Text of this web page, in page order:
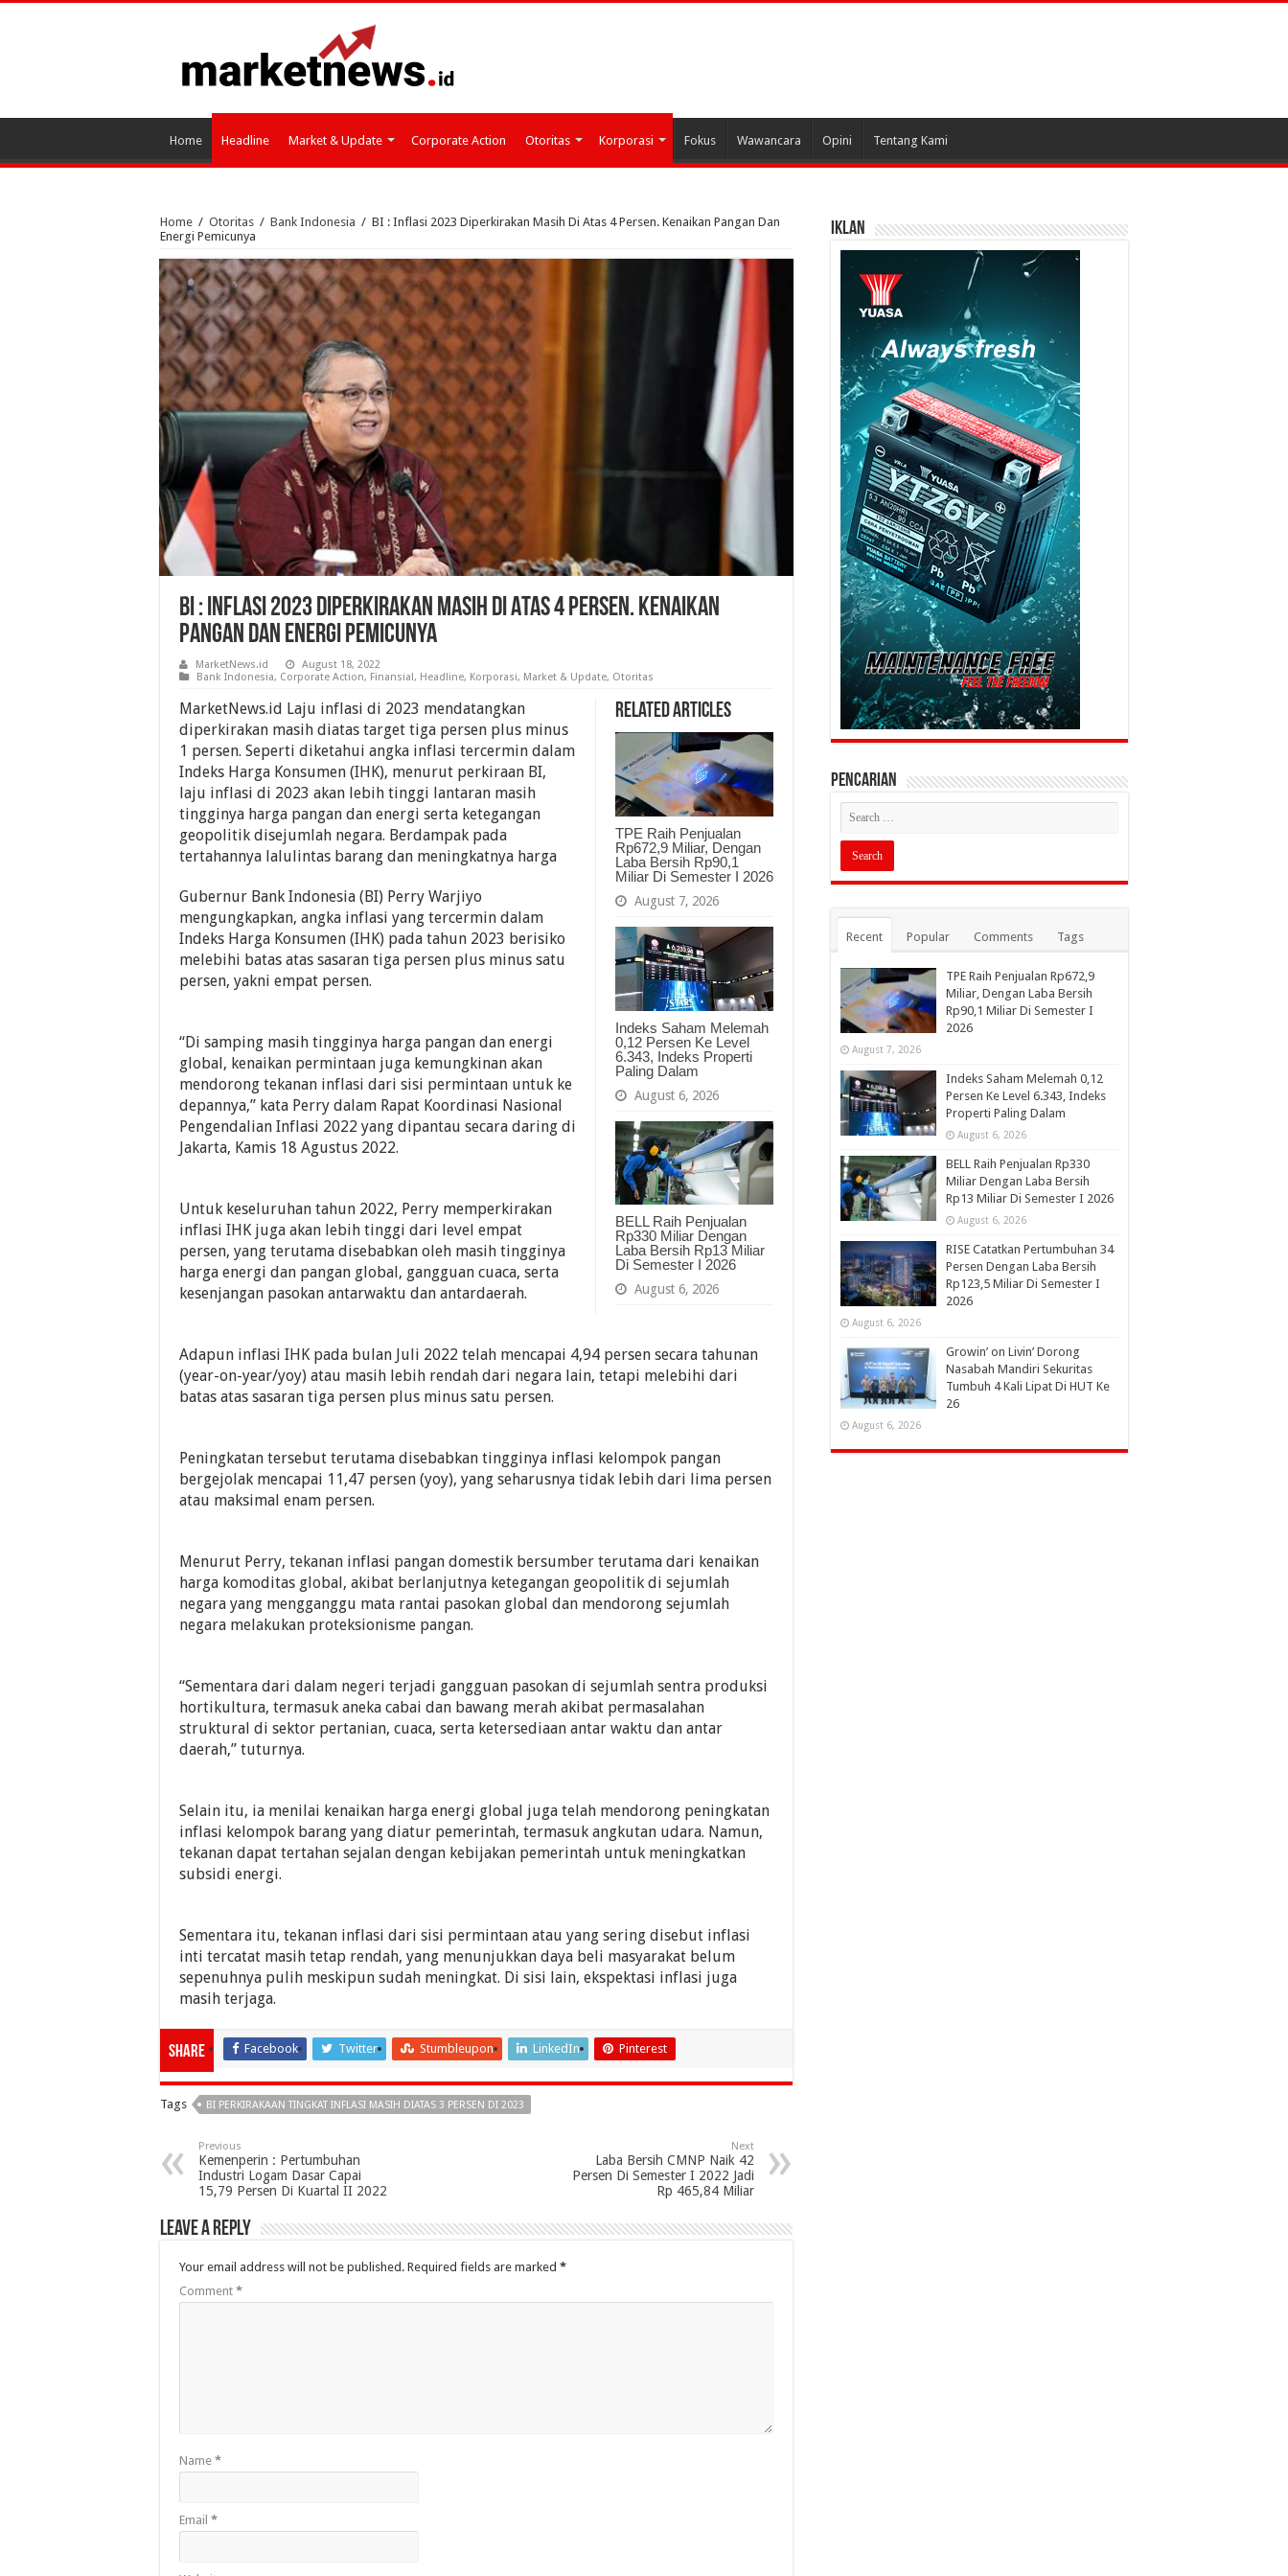
Home Headline Market & Update Corporate Action Otoritas Korporasi Fokus Wawancara Opini Tentang Kami
Home / Otoritas / Bank Indonesia / BI : Inflasi 2023 Diperkirakan Masih Di Atas 4 Persen. Kenaikan Pangan Dan
Energi Pemicunya
BI : Inflasi 2023 Diperkirakan Masih Di Atas 4 Persen. Kenaikan
Pangan Dan Energi Pemicunya
MarketNews.id
August 18, 2022
Bank Indonesia, Corporate Action, Finansial, Headline, Korporasi, Market & Update, Otoritas
Related Articles
TPE Raih Penjualan
Rp672,9 Miliar, Dengan
Laba Bersih Rp90,1
Miliar Di Semester I 2026
August 7, 2026
Indeks Saham Melemah
0,12 Persen Ke Level
6.343, Indeks Properti
Paling Dalam
August 6, 2026
BELL Raih Penjualan
Rp330 Miliar Dengan
Laba Bersih Rp13 Miliar
Di Semester I 2026
August 6, 2026
MarketNews.id Laju inflasi di 2023 mendatangkan
diperkirakan masih diatas target tiga persen plus minus
1 persen. Seperti diketahui angka inflasi tercermin dalam
Indeks Harga Konsumen (IHK), menurut perkiraan BI,
laju inflasi di 2023 akan lebih tinggi lantaran masih
tingginya harga pangan dan energi serta ketegangan
geopolitik disejumlah negara. Berdampak pada
tertahannya lalulintas barang dan meningkatnya harga
Gubernur Bank Indonesia (BI) Perry Warjiyo
mengungkapkan, angka inflasi yang tercermin dalam
Indeks Harga Konsumen (IHK) pada tahun 2023 berisiko
melebihi batas atas sasaran tiga persen plus minus satu
persen, yakni empat persen.
“Di samping masih tingginya harga pangan dan energi
global, kenaikan permintaan juga kemungkinan akan
mendorong tekanan inflasi dari sisi permintaan untuk ke
depannya,” kata Perry dalam Rapat Koordinasi Nasional
Pengendalian Inflasi 2022 yang dipantau secara daring di
Jakarta, Kamis 18 Agustus 2022.
Untuk keseluruhan tahun 2022, Perry memperkirakan
inflasi IHK juga akan lebih tinggi dari level empat
persen, yang terutama disebabkan oleh masih tingginya
harga energi dan pangan global, gangguan cuaca, serta
kesenjangan pasokan antarwaktu dan antardaerah.
Adapun inflasi IHK pada bulan Juli 2022 telah mencapai 4,94 persen secara tahunan
(year-on-year/yoy) atau masih lebih rendah dari negara lain, tetapi melebihi dari
batas atas sasaran tiga persen plus minus satu persen.
Peningkatan tersebut terutama disebabkan tingginya inflasi kelompok pangan
bergejolak mencapai 11,47 persen (yoy), yang seharusnya tidak lebih dari lima persen
atau maksimal enam persen.
Menurut Perry, tekanan inflasi pangan domestik bersumber terutama dari kenaikan
harga komoditas global, akibat berlanjutnya ketegangan geopolitik di sejumlah
negara yang mengganggu mata rantai pasokan global dan mendorong sejumlah
negara melakukan proteksionisme pangan.
“Sementara dari dalam negeri terjadi gangguan pasokan di sejumlah sentra produksi
hortikultura, termasuk aneka cabai dan bawang merah akibat permasalahan
struktural di sektor pertanian, cuaca, serta ketersediaan antar waktu dan antar
daerah,” tuturnya.
Selain itu, ia menilai kenaikan harga energi global juga telah mendorong peningkatan
inflasi kelompok barang yang diatur pemerintah, termasuk angkutan udara. Namun,
tekanan dapat tertahan sejalan dengan kebijakan pemerintah untuk meningkatkan
subsidi energi.
Sementara itu, tekanan inflasi dari sisi permintaan atau yang sering disebut inflasi
inti tercatat masih tetap rendah, yang menunjukkan daya beli masyarakat belum
sepenuhnya pulih meskipun sudah meningkat. Di sisi lain, ekspektasi inflasi juga
masih terjaga.
Share Facebook Twitter Stumbleupon LinkedIn Pinterest
Tags BI PERKIRAKAAN TINGKAT INFLASI MASIH DIATAS 3 PERSEN DI 2023
Previous
Kemenperin : Pertumbuhan
Industri Logam Dasar Capai
15,79 Persen Di Kuartal II 2022
Next
Laba Bersih CMNP Naik 42
Persen Di Semester I 2022 Jadi
Rp 465,84 Miliar
Leave a Reply
Your email address will not be published. Required fields are marked *
Comment *
Name *
Email *
IKLAN
PENCARIAN
Recent Popular Comments Tags
TPE Raih Penjualan Rp672,9
Miliar, Dengan Laba Bersih
Rp90,1 Miliar Di Semester I
2026
August 7, 2026
Indeks Saham Melemah 0,12
Persen Ke Level 6.343, Indeks
Properti Paling Dalam
August 6, 2026
BELL Raih Penjualan Rp330
Miliar Dengan Laba Bersih
Rp13 Miliar Di Semester I 2026
August 6, 2026
RISE Catatkan Pertumbuhan 34
Persen Dengan Laba Bersih
Rp123,5 Miliar Di Semester I
2026
August 6, 2026
Growin’ on Livin’ Dorong
Nasabah Mandiri Sekuritas
Tumbuh 4 Kali Lipat Di HUT Ke
26
August 6, 2026